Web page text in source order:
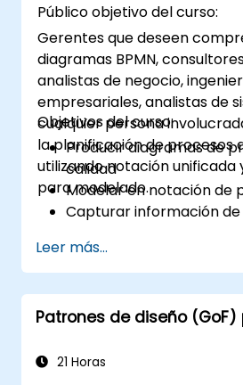
efectividad de los proyectos
dentro de una organización,
soluciones correctas, viables
conformes a los requisitos
Público objetivo del curso:
Gerentes que deseen
diagramas BPMN,
analistas de negocio,
empresariales, analistas de
cualquier persona
la planificación de procesos
utilizando notación unificada
para modelado.
Objetivos del curso:
Producir diagramas de
calidad
Modelar en notación de
Capturar información
Implementar flujos de
optimizados para
personas
Simplificar definiciones
manejables
Leer más...
Patrones de diseño
21 Horas